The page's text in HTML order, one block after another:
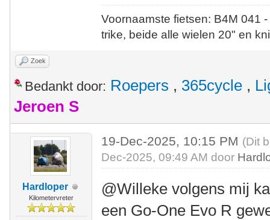
Voornaamste fietsen: B4M
trike, beide alle wielen 20" en
Zoek
Bedankt door: Roepers , 365cycle ,
Jeroen S
Hardloper
Kilometervreter
19-Dec-2025, 10:15 PM (Dit
Dec-2025, 09:49 AM door
@Willeke volgens mij
een Go-One Evo R